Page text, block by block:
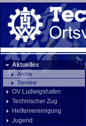
Aktuelles
Archiv
Termine
OV Ludwigshafen
Technischer Zug
Helfervereinigung
Jugend